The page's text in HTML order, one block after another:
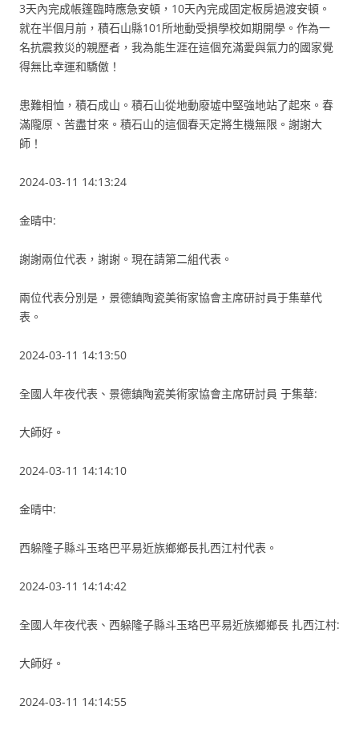
3天內完成帳篷臨時應急安頓，10天內完成固定板房過渡安頓。
就在半個月前，積石山縣101所地動受損學校如期開學。作為一
名抗震救災的親歷者，我為能生涯在這個充滿愛與氣力的國家覺
得無比幸運和驕傲！
患難相恤，積石成山。積石山從地動廢墟中堅強地站了起來。春
滿隴原、苦盡甘來。積石山的這個春天定將生機無限。謝謝大
師！
2024-03-11 14:13:24
金晴中:
謝謝兩位代表，謝謝。現在請第二組代表。
兩位代表分別是，景德鎮陶瓷美術家協會主席研討員于集華代
表。
2024-03-11 14:13:50
全國人年夜代表、景德鎮陶瓷美術家協會主席研討員 于集華:
大師好。
2024-03-11 14:14:10
金晴中:
西躲隆子縣斗玉珞巴平易近族鄉鄉長扎西江村代表。
2024-03-11 14:14:42
全國人年夜代表、西躲隆子縣斗玉珞巴平易近族鄉鄉長 扎西江村:
大師好。
2024-03-11 14:14:55